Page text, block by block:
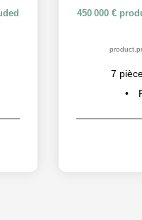
450 000 €
7